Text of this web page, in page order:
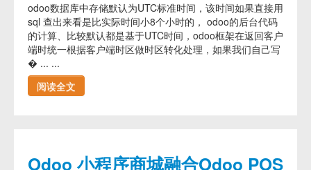
odoo数据库中存储默认为UTC标准时间，该时间如果直接用
sql 查出来看是比实际时间小8个小时的， odoo的后台代码
的计算、比较默认都是基于UTC时间，odoo框架在返回客户
端时统一根据客户端时区做时区转化处理，如果我们自己写
� ... ...
阅读全文
Odoo 小程序商城融合Odoo POS